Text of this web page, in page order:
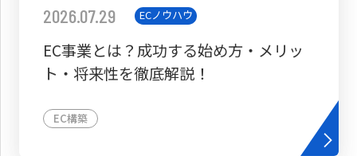
2026.07.29 ECノウハウ
EC事業とは？成功する始め方・メリッ
ト・将来性を徹底解説！
EC構築